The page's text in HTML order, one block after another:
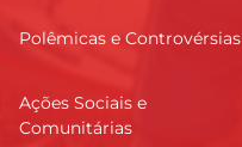
Polêmicas e Controvérsias
Ações Sociais e
Comunitárias